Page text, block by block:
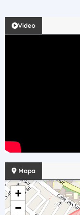
Video
Mapa
+
−